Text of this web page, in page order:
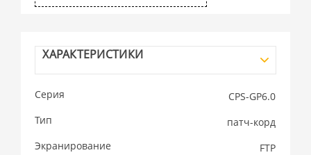
ХАРАКТЕРИСТИКИ
Серия
CPS-GP6.0
Тип
патч-корд
Экранирование
FTP